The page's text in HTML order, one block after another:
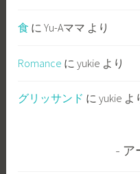
食 にYu-Aママ より
Romance にyukie より
グリッサンド にyukie よ
ア